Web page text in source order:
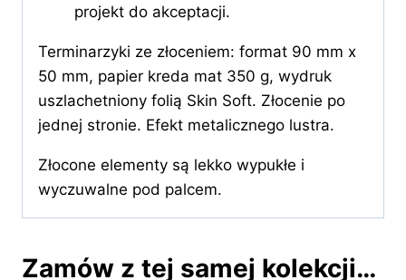
projekt do akceptacji.
Terminarzyki ze złoceniem: format 90 mm x
50 mm, papier kreda mat 350 g, wydruk
uszlachetniony folią Skin Soft. Złocenie po
jednej stronie. Efekt metalicznego lustra.
Złocone elementy są lekko wypukłe i
wyczuwalne pod palcem.
Zamów z tej samej kolekcji…